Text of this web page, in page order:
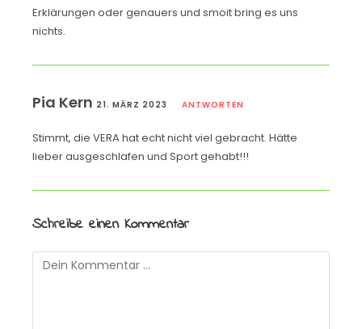
Erklärungen oder genauers und smoit bring es uns
nichts.
Pia Kern 21. MÄRZ 2023 ANTWORTEN
Stimmt, die VERA hat echt nicht viel gebracht. Hätte
lieber ausgeschlafen und Sport gehabt!!!
Schreibe einen Kommentar